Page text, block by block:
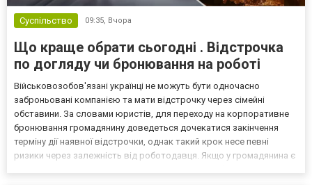
Суспільство 09:35, Вчора
Що краще обрати сьогодні . Відстрочка
по догляду чи бронювання на роботі
Військовозобов'язані українці не можуть бути одночасно
заброньовані компанією та мати відстрочку через сімейні
обставини. За словами юристів, для переходу на корпоративне
бронювання громадянину доведеться дочекатися закінчення
терміну дії наявної відстрочки, однак такий крок несе певні
ризики через залежність від роботодавця. Якщо у громадянина є